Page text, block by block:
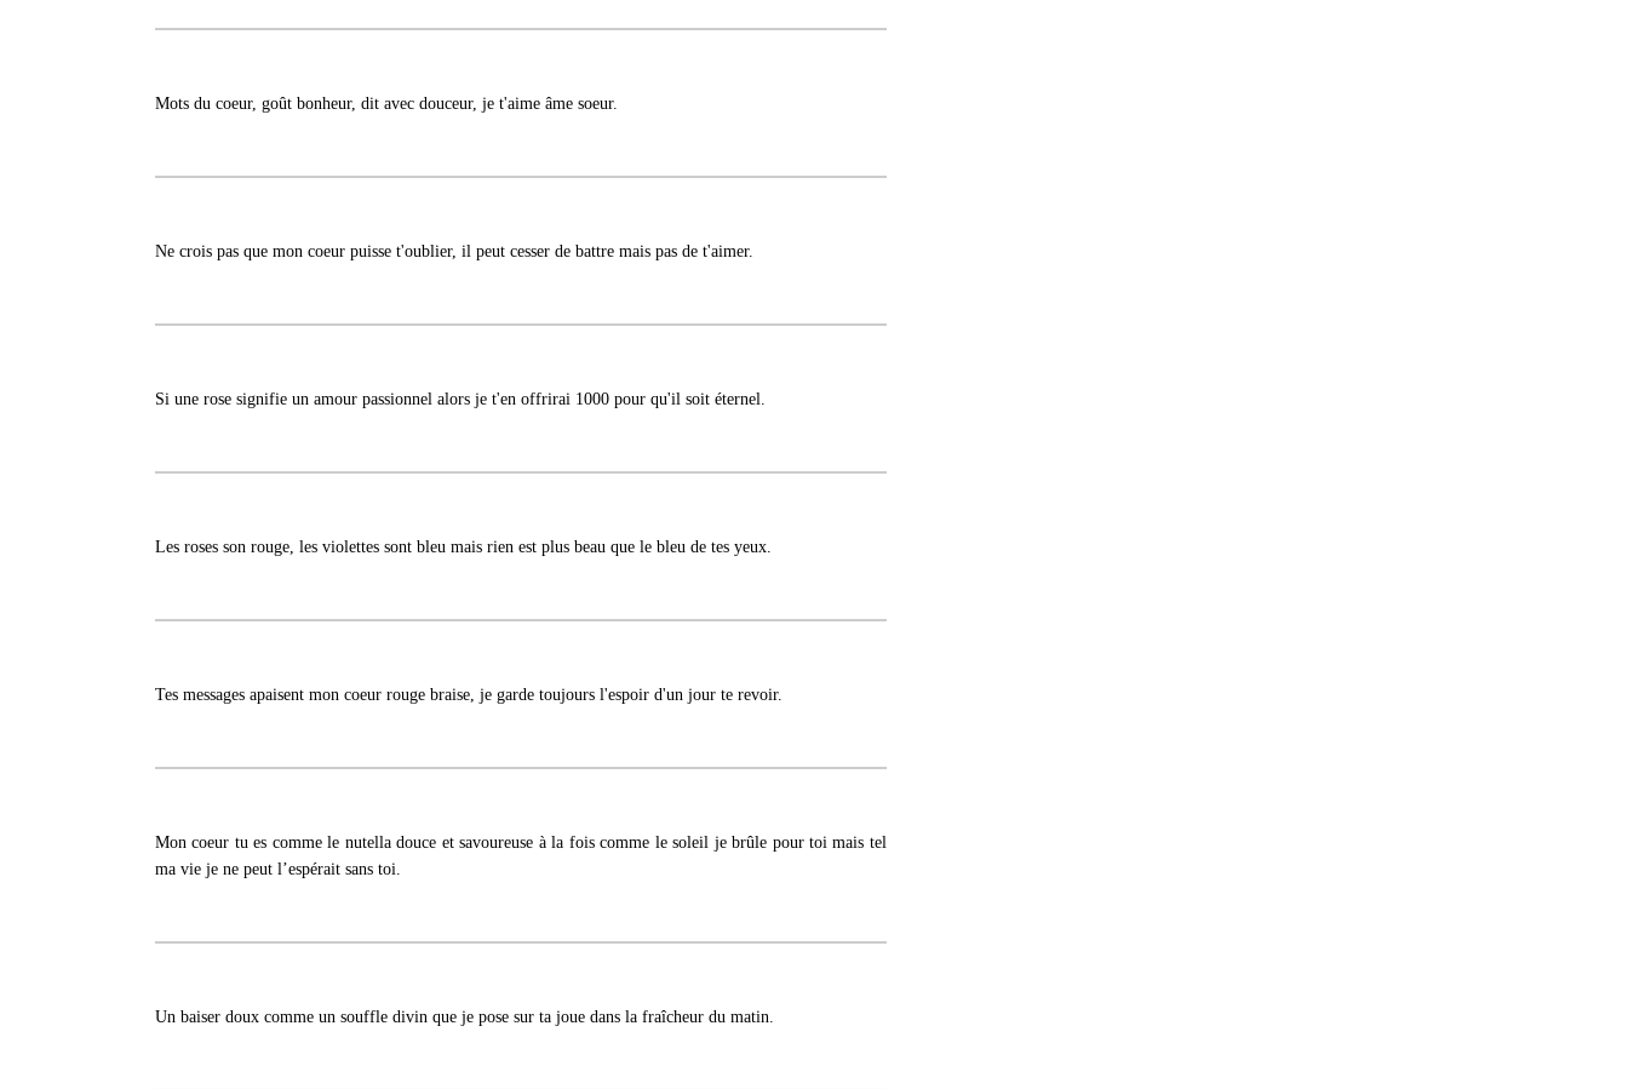
Mots du coeur, goût bonheur, dit avec douceur, je t'aime âme soeur.
Ne crois pas que mon coeur puisse t'oublier, il peut cesser de battre mais pas de t'aimer.
Si une rose signifie un amour passionnel alors je t'en offrirai 1000 pour qu'il soit éternel.
Les roses son rouge, les violettes sont bleu mais rien est plus beau que le bleu de tes yeux.
Tes messages apaisent mon coeur rouge braise, je garde toujours l'espoir d'un jour te revoir.
Mon coeur tu es comme le nutella douce et savoureuse à la fois comme le soleil je brûle pour toi mais tel
ma vie je ne peut l’espérait sans toi.
Un baiser doux comme un souffle divin que je pose sur ta joue dans la fraîcheur du matin.